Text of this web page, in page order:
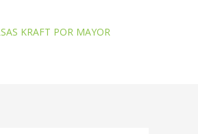
KRAFT POR MAYOR